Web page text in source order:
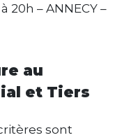
20h – ANNECY –
au
et Tiers
sont